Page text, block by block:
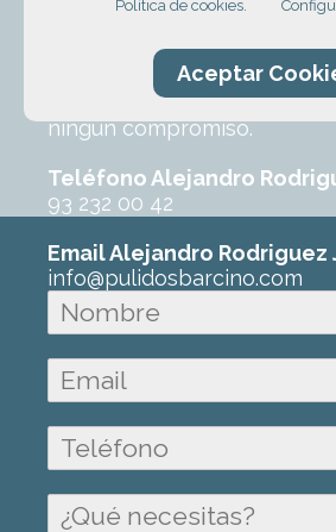
electrónico. Con un poco
sobre el trabajo que
ofrecerte un primer
ningún compromiso.
Teléfono Alejandro
93 232 00 42
Email Alejandro Rodriguez
info@pulidosbarcino.com
Política de cookies.
Aceptar